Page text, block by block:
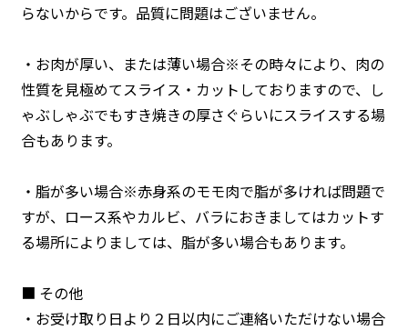
らないからです。品質に問題はございません。
・お肉が厚い、または薄い場合※その時々により、肉の
性質を見極めてスライス・カットしておりますので、し
ゃぶしゃぶでもすき焼きの厚さぐらいにスライスする場
合もあります。
・脂が多い場合※赤身系のモモ肉で脂が多ければ問題で
すが、ロース系やカルビ、バラにおきましてはカットす
る場所によりましては、脂が多い場合もあります。
■ その他
・お受け取り日より２日以内にご連絡いただけない場合